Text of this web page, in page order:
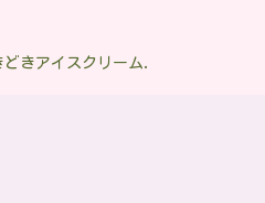
きアイスクリーム.